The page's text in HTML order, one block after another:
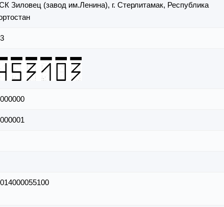
Зиловец (завод им.Ленина), г. Стерлитамак, Республика